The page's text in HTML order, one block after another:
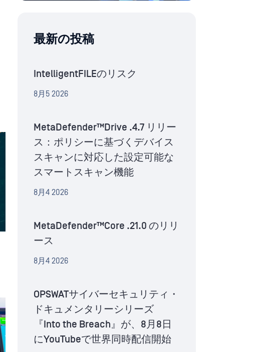
最新の投稿
IntelligentFILEのリスク
8月5 2026
MetaDefender™Drive .4.7 リリー
ス：ポリシーに基づくデバイス
スキャンに対応した設定可能な
スマートスキャン機能
8月4 2026
MetaDefender™Core .21.0 のリリ
ース
8月4 2026
OPSWATサイバーセキュリティ・
ドキュメンタリーシリーズ
『Into the Breach』が、8月8日
にYouTubeで世界同時配信開始